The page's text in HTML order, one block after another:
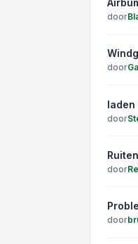
door
door
laden
door
door
door